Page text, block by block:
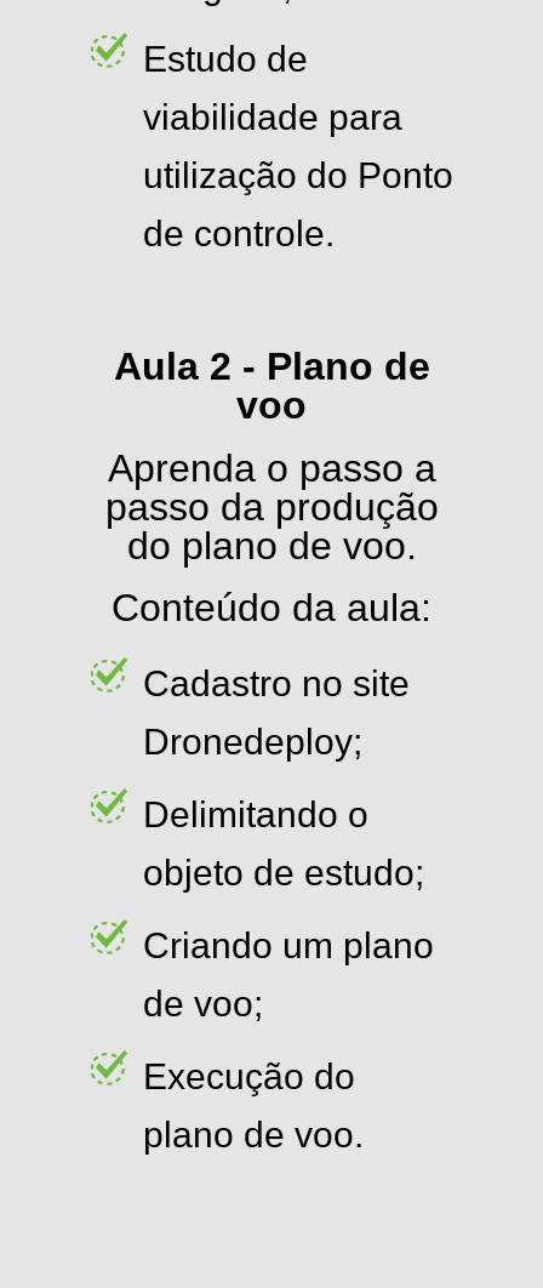
Estudo de
viabilidade para
utilização do Ponto
de controle.
Aula 2 - Plano de
voo
Aprenda o passo a
passo da produção
do plano de voo.
Conteúdo da aula:
Cadastro no site
Dronedeploy;
Delimitando o
objeto de estudo;
Criando um plano
de voo;
Execução do
plano de voo.